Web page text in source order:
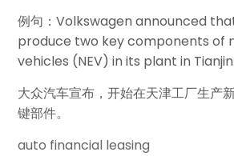
例句：Volkswagen announced
produce two key components of
vehicles (NEV) in its plant in Tianjin.
大众汽车宣布，开始在天津工厂生产
键部件。
auto financial leasing